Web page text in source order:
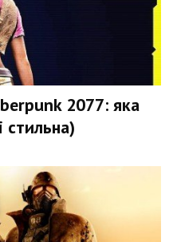
2077: яка
стильна)